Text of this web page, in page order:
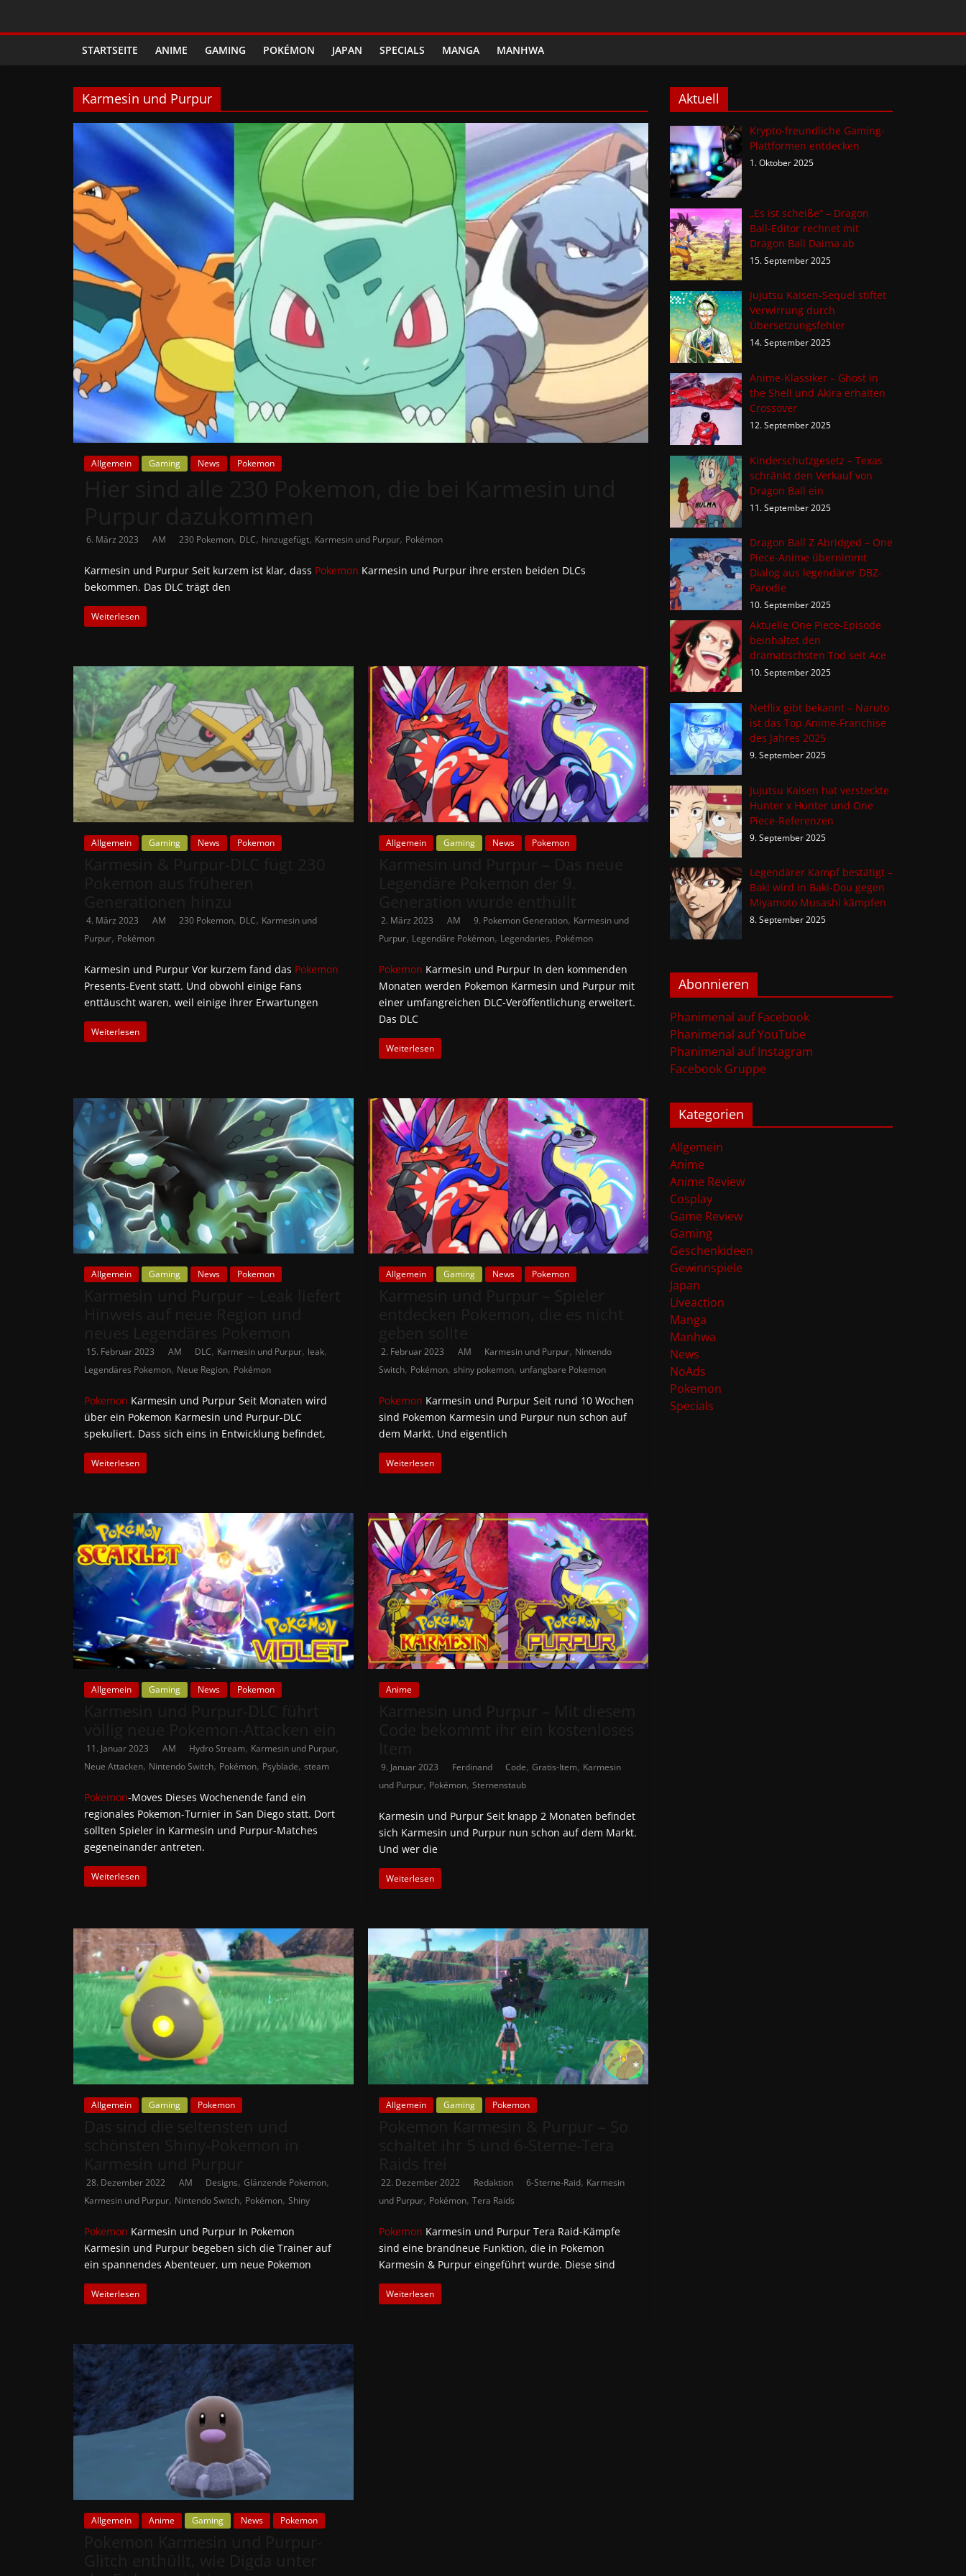
Phanimenal
Täglich
interessante
Anime
News
und
Gaming
News
Auf
Phanimenal
findest
du
die
aktuellsten
Japan
Deutschland
STARTSEITE ANIME GAMING POKÉMON JAPAN SPECIALS MANGA MANHWA
Karmesin und Purpur
Allgemein Gaming News Pokemon
6. März 2023 AM 230 Pokemon, DLC, hinzugefügt, Karmesin und Purpur, Pokémon
Karmesin und Purpur Seit kurzem ist klar, dass Pokemon Karmesin und Purpur ihre ersten beiden DLCs
bekommen. Das DLC trägt den
Weiterlesen
Allgemein Gaming News Pokemon
4. März 2023 AM 230 Pokemon, DLC, Karmesin und
Purpur, Pokémon
Karmesin und Purpur Vor kurzem fand das Pokemon
Presents-Event statt. Und obwohl einige Fans
enttäuscht waren, weil einige ihrer Erwartungen
Weiterlesen
Allgemein Gaming News Pokemon
2. März 2023 AM 9. Pokemon Generation, Karmesin und
Purpur, Legendäre Pokémon, Legendaries, Pokémon
Pokemon Karmesin und Purpur In den kommenden
Monaten werden Pokemon Karmesin und Purpur mit
einer umfangreichen DLC-Veröffentlichung erweitert.
Das DLC
Weiterlesen
Allgemein Gaming News Pokemon
15. Februar 2023 AM DLC, Karmesin und Purpur, leak,
Legendäres Pokemon, Neue Region, Pokémon
Pokemon Karmesin und Purpur Seit Monaten wird
über ein Pokemon Karmesin und Purpur-DLC
spekuliert. Dass sich eins in Entwicklung befindet,
Weiterlesen
Allgemein Gaming News Pokemon
2. Februar 2023 AM Karmesin und Purpur, Nintendo
Switch, Pokémon,shiny pokemon, unfangbare Pokemon
Pokemon Karmesin und Purpur Seit rund 10 Wochen
sind Pokemon Karmesin und Purpur nun schon auf
dem Markt. Und eigentlich
Weiterlesen
Allgemein Gaming News Pokemon
11. Januar 2023 AM Hydro Stream, Karmesin und Purpur,
Neue Attacken, Nintendo Switch, Pokémon, Psyblade, steam
Pokemon-Moves Dieses Wochenende fand ein
regionales Pokemon-Turnier in San Diego statt. Dort
sollten Spieler in Karmesin und Purpur-Matches
gegeneinander antreten.
Weiterlesen
Anime
9. Januar 2023 Ferdinand Code,Gratis-Item, Karmesin
und Purpur, Pokémon,Sternenstaub
Karmesin und Purpur Seit knapp 2 Monaten befindet
sich Karmesin und Purpur nun schon auf dem Markt.
Und wer die
Weiterlesen
Allgemein Gaming Pokemon
28. Dezember 2022 AM Designs, Glänzende Pokemon,
Karmesin und Purpur, Nintendo Switch, Pokémon, Shiny
Pokemon Karmesin und Purpur In Pokemon
Karmesin und Purpur begeben sich die Trainer auf
ein spannendes Abenteuer, um neue Pokemon
Weiterlesen
Allgemein Gaming Pokemon
22. Dezember 2022 Redaktion 6-Sterne-Raid, Karmesin
und Purpur, Pokémon,Tera Raids
Pokemon Karmesin und Purpur Tera Raid-Kämpfe
sind eine brandneue Funktion, die in Pokemon
Karmesin & Purpur eingeführt wurde. Diese sind
Weiterlesen
Allgemein Anime Gaming News Pokemon
Aktuell
Krypto-freundliche Gaming-
Plattformen entdecken
1. Oktober 2025
„Es ist scheiße“ – Dragon
Ball-Editor rechnet mit
Dragon Ball Daima ab
15. September 2025
Jujutsu Kaisen-Sequel stiftet
Verwirrung durch
Übersetzungsfehler
14. September 2025
Anime-Klassiker – Ghost in
the Shell und Akira erhalten
Crossover
12. September 2025
Kinderschutzgesetz – Texas
schränkt den Verkauf von
Dragon Ball ein
11. September 2025
Dragon Ball Z Abridged – One
Piece-Anime übernimmt
Dialog aus legendärer DBZ-
Parodie
10. September 2025
Aktuelle One Piece-Episode
beinhaltet den
dramatischsten Tod seit Ace
10. September 2025
Netflix gibt bekannt – Naruto
ist das Top Anime-Franchise
des Jahres 2025
9. September 2025
Jujutsu Kaisen hat versteckte
Hunter x Hunter und One
Piece-Referenzen
9. September 2025
Legendärer Kampf bestätigt –
Baki wird in Baki-Dou gegen
Miyamoto Musashi kämpfen
8. September 2025
Abonnieren
Phanimenal auf Facebook
Phanimenal auf YouTube
Phanimenal auf Instagram
Facebook Gruppe
Kategorien
Allgemein
Anime
Anime Review
Cosplay
Game Review
Gaming
Geschenkideen
Gewinnspiele
Japan
Liveaction
Manga
Manhwa
News
NoAds
Pokemon
Specials